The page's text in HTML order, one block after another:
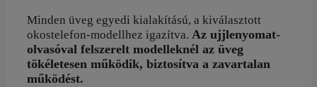
Minden üveg egyedi kialakítású, a kiválasztott
okostelefon-modellhez igazítva. Az ujjlenyomat-
olvasóval felszerelt modelleknél az üveg
tökéletesen működik, biztosítva a zavartalan
működést.